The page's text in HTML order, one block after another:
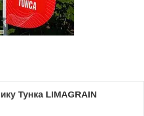
Тунка LIMAGRAIN